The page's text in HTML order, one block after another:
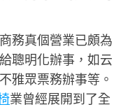
務真個營業已頗為
聰明化辦事，如云
雅眾票務辦事等。
業曾經展開到了全